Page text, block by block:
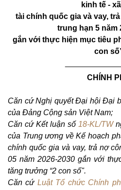
kinh tế -
tài chính quốc gia và vay,
trung hạn 5 năm
gắn với thực hiện mục tiêu
con
CHÍNH
Căn cứ Nghị quyết Đại hội Đại
của Đảng Cộng sản Việt Nam;
Căn cứ Kết luận số 18-KL/TW
của Trung ương về Kế hoạch
chính quốc gia và vay, trả nợ
05 năm 2026-2030 gắn với
tăng trưởng “2 con số".
Căn cứ Luật Tổ chức Chính